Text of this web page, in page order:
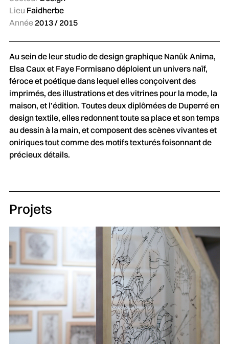
Lieu Faidherbe
Année 2013 / 2015
Au sein de leur studio de design graphique Nanük Anima,
Elsa Caux et Faye Formisano déploient un univers naïf,
féroce et poétique dans lequel elles conçoivent des
imprimés, des illustrations et des vitrines pour la mode, la
maison, et l’édition. Toutes deux diplômées de Duperré en
design textile, elles redonnent toute sa place et son temps
au dessin à la main, et composent des scènes vivantes et
oniriques tout comme des motifs texturés foisonnant de
précieux détails.
Projets